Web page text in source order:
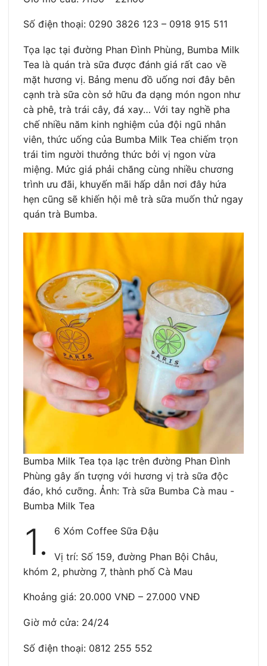
Số điện thoại: 0290 3826 123 – 0918 915 511
Tọa lạc tại đường Phan Đình Phùng, Bumba Milk
Tea là quán trà sữa được đánh giá rất cao về
mặt hương vị. Bảng menu đồ uống nơi đây bên
cạnh trà sữa còn sở hữu đa dạng món ngon như
cà phê, trà trái cây, đá xay… Với tay nghề pha
chế nhiều năm kinh nghiệm của đội ngũ nhân
viên, thức uống của Bumba Milk Tea chiếm trọn
trái tim người thưởng thức bởi vị ngon vừa
miệng. Mức giá phải chăng cùng nhiều chương
trình ưu đãi, khuyến mãi hấp dẫn nơi đây hứa
hẹn cũng sẽ khiến hội mê trà sữa muốn thử ngay
quán trà Bumba.
Bumba Milk Tea tọa lạc trên đường Phan Đình
Phùng gây ấn tượng với hương vị trà sữa độc
đáo, khó cưỡng. Ảnh: Trà sữa Bumba Cà mau -
Bumba Milk Tea
1. 6 Xóm Coffee Sữa Đậu
Vị trí: Số 159, đường Phan Bội Châu,
khóm 2, phường 7, thành phố Cà Mau
Khoảng giá: 20.000 VNĐ – 27.000 VNĐ
Giờ mở cửa: 24/24
Số điện thoại: 0812 255 552